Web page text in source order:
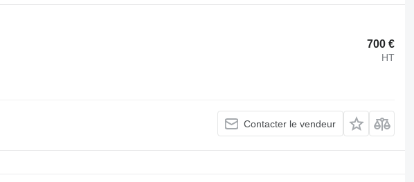
700 €
HT
Contacter le vendeur